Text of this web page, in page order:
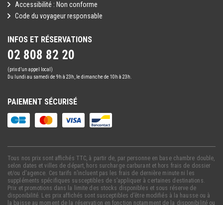
Accessibilité : Non conforme
Code du voyageur responsable
INFOS ET RÉSERVATIONS
02 808 82 20
(prix d’un appel local)
Du lundi au samedi de 9h à 23h, le dimanche de 10h à 23h.
PAIEMENT SÉCURISÉ
Tous nos prix sont affichés TTC, à partir de, par personne en base chambre double,
selon dates et villes de départ, hors surcharge carburant et hors frais de dossier
et/ou d'agence. Ces tarifs n’incluent pas les frais de dernière minute ni les
suppléments spécifiques susceptibles de s’appliquer à certaines destinations.
Prix et promotions dans la limite des stocks disponibles et sous réserve de
disponibilité. Les prix affichés sont susceptibles d’être modifiés à la hausse ou à
la baisse au moment de la réservation en fonction notamment de la disponibilité ou